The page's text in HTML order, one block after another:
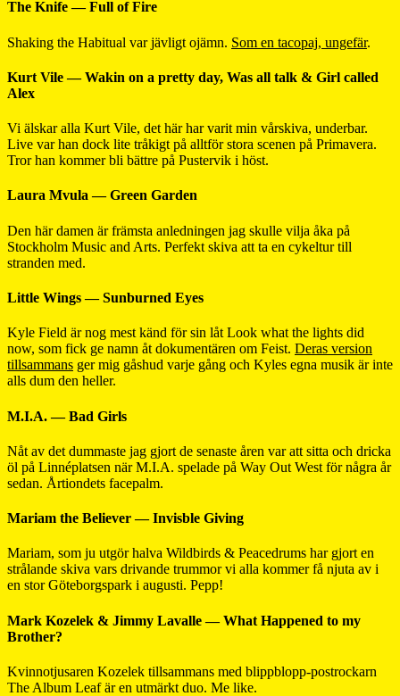
The Knife — Full of Fire
Shaking the Habitual var jävligt ojämn. Som en tacopaj, ungefär.
Kurt Vile — Wakin on a pretty day, Was all talk & Girl called
Alex
Vi älskar alla Kurt Vile, det här har varit min vårskiva, underbar.
Live var han dock lite tråkigt på alltför stora scenen på Primavera.
Tror han kommer bli bättre på Pustervik i höst.
Laura Mvula — Green Garden
Den här damen är främsta anledningen jag skulle vilja åka på
Stockholm Music and Arts. Perfekt skiva att ta en cykeltur till
stranden med.
Little Wings — Sunburned Eyes
Kyle Field är nog mest känd för sin låt Look what the lights did
now, som fick ge namn åt dokumentären om Feist. Deras version
tillsammans ger mig gåshud varje gång och Kyles egna musik är inte
alls dum den heller.
M.I.A. — Bad Girls
Nåt av det dummaste jag gjort de senaste åren var att sitta och dricka
öl på Linnéplatsen när M.I.A. spelade på Way Out West för några år
sedan. Årtiondets facepalm.
Mariam the Believer — Invisble Giving
Mariam, som ju utgör halva Wildbirds & Peacedrums har gjort en
strålande skiva vars drivande trummor vi alla kommer få njuta av i
en stor Göteborgspark i augusti. Pepp!
Mark Kozelek & Jimmy Lavalle — What Happened to my
Brother?
Kvinnotjusaren Kozelek tillsammans med blippblopp-postrockarn
The Album Leaf är en utmärkt duo. Me like.